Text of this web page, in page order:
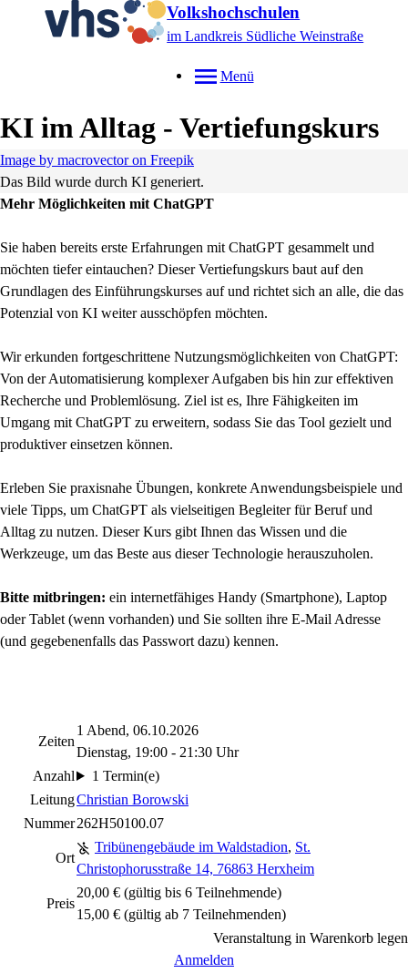
Volkshochschulen
im Landkreis Südliche Weinstraße
Menü
KI im Alltag - Vertiefungskurs
Image by macrovector on Freepik
Das Bild wurde durch KI generiert.
Mehr Möglichkeiten mit ChatGPT
Sie haben bereits erste Erfahrungen mit ChatGPT gesammelt und
möchten tiefer eintauchen? Dieser Vertiefungskurs baut auf den
Grundlagen des Einführungskurses auf und richtet sich an alle, die das
Potenzial von KI weiter ausschöpfen möchten.
Wir erkunden fortgeschrittene Nutzungsmöglichkeiten von ChatGPT:
Von der Automatisierung komplexer Aufgaben bis hin zur effektiven
Recherche und Problemlösung. Ziel ist es, Ihre Fähigkeiten im
Umgang mit ChatGPT zu erweitern, sodass Sie das Tool gezielt und
produktiver einsetzen können.
Erleben Sie praxisnahe Übungen, konkrete Anwendungsbeispiele und
viele Tipps, um ChatGPT als vielseitigen Begleiter für Beruf und
Alltag zu nutzen. Dieser Kurs gibt Ihnen das Wissen und die
Werkzeuge, um das Beste aus dieser Technologie herauszuholen.
Bitte mitbringen: ein internetfähiges Handy (Smartphone), Laptop
oder Tablet (wenn vorhanden) und Sie sollten ihre E-Mail Adresse
(und gegebenenfalls das Passwort dazu) kennen.
Zeiten
1 Abend, 06.10.2026
Dienstag, 19:00 - 21:30 Uhr
Anzahl
1 Termin(e)
LeitungChristian Borowski
Nummer262H50100.07
Ort
Tribünengebäude im Waldstadion, St.
Christophorusstraße 14, 76863 Herxheim
Preis
20,00 € (gültig bis 6 Teilnehmende)
15,00 € (gültig ab 7 Teilnehmenden)
Veranstaltung in Warenkorb legen
Anmelden